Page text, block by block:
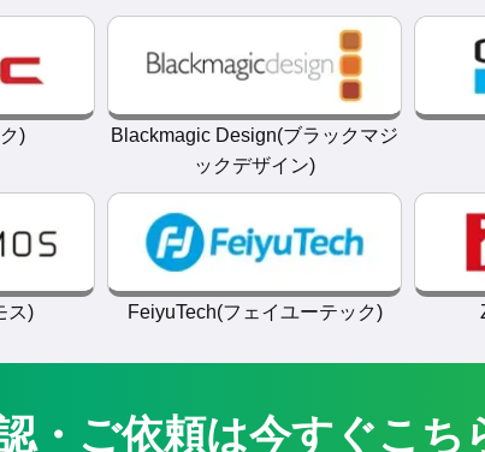
)
Blackmagic Design(ブラックマジ
ックデザイン)
ス) FeiyuTech(フェイユーテック)
・ご依頼は今すぐこち